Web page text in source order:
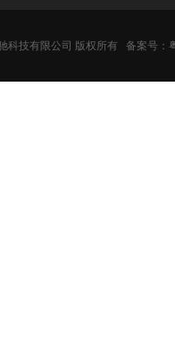
科技有限公司 版权所有 备案号：